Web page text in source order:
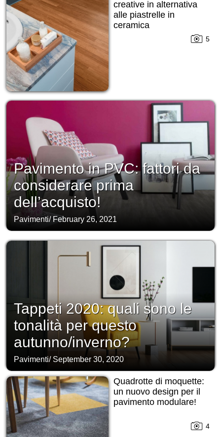
creative in alternativa
alle piastrelle in
ceramica
5
Pavimento in PVC: fattori da
considerare prima
dell’acquisto!
Pavimenti/ February 26, 2021
Tappeti 2020: quali sono le
tonalità per questo
autunno/inverno?
Pavimenti/ September 30, 2020
Quadrotte di moquette:
un nuovo design per il
pavimento modulare!
4